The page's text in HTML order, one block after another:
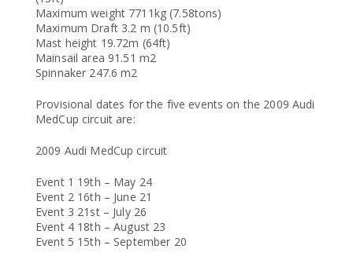
Maximum weight 7711kg (7.58tons)
Maximum Draft 3.2 m (10.5ft)
Mast height 19.72m (64ft)
Mainsail area 91.51 m2
Spinnaker 247.6 m2
Provisional dates for the five events on the 2009 Audi
MedCup circuit are:
2009 Audi MedCup circuit
Event 1 19th – May 24
Event 2 16th – June 21
Event 3 21st – July 26
Event 4 18th – August 23
Event 5 15th – September 20